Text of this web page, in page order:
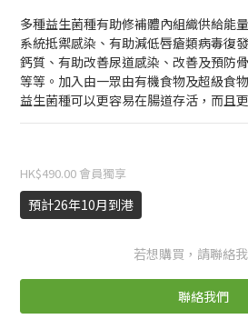
多種益生菌種有助修補體內組織供給能
系統抵禦感染、有助減低唇瘡類病毒復
鈣質、有助改善尿道感染、改善及預防
等等。加入由一眾由有機食物及超級食
益生菌種可以更容易在腸道存活，而且
HK$490.00 會員獨享
預計26年10月到港
若想購買，請聯絡我
聯絡我們